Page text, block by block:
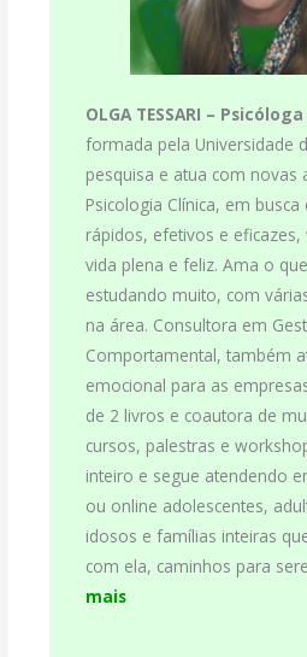
OLGA TESSARI – Psicóloga
formada pela Universidade
pesquisa e atua com novas
Psicologia Clínica, em
rápidos, efetivos e
vida plena e feliz. Ama o
estudando muito, com
na área. Consultora em
Comportamental, também
emocional para as
de 2 livros e coautora de
cursos, palestras e
inteiro e segue atendendo
ou online adolescentes,
idosos e famílias inteiras
com ela, caminhos para
mais